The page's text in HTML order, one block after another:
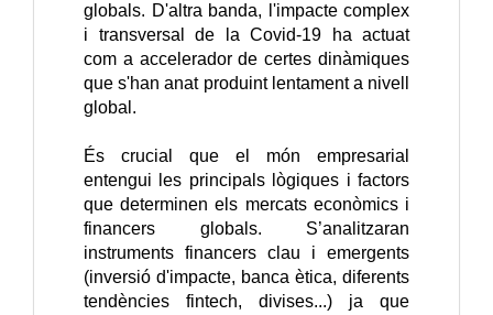
globals. D'altra banda, l'impacte complex
i transversal de la Covid-19 ha actuat
com a accelerador de certes dinàmiques
que s'han anat produint lentament a nivell
global.
És crucial que el món empresarial
entengui les principals lògiques i factors
que determinen els mercats econòmics i
financers globals. S’analitzaran
instruments financers clau i emergents
(inversió d'impacte, banca ètica, diferents
tendències fintech, divises...) ja que